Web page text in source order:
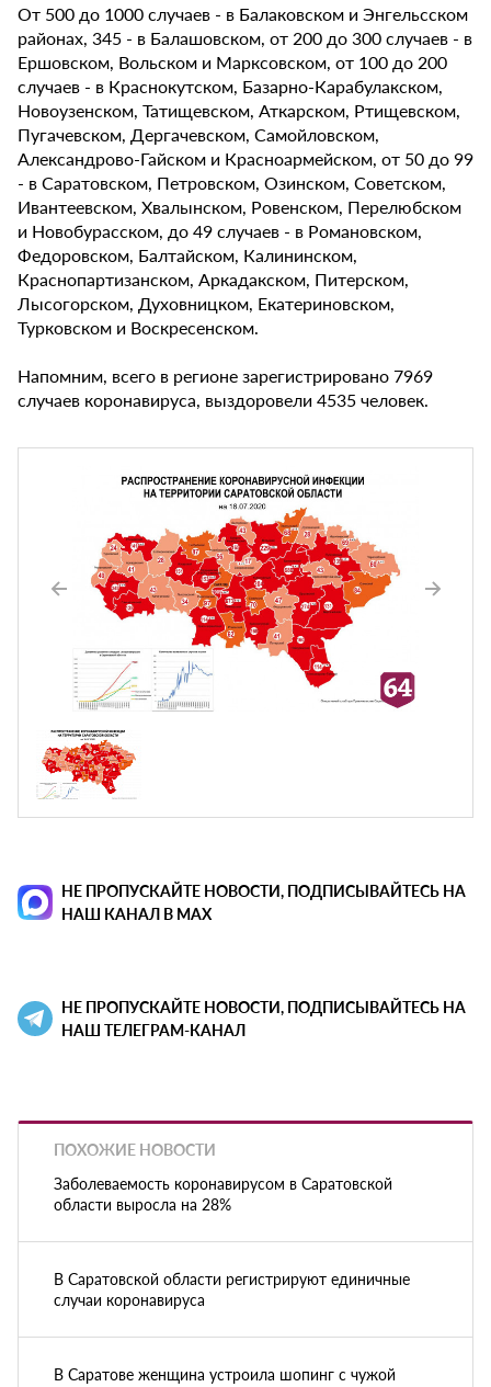
От 500 до 1000 случаев - в Балаковском и Энгельсском
районах, 345 - в Балашовском, от 200 до 300 случаев - в
Ершовском, Вольском и Марксовском, от 100 до 200
случаев - в Краснокутском, Базарно-Карабулакском,
Новоузенском, Татищевском, Аткарском, Ртищевском,
Пугачевском, Дергачевском, Самойловском,
Александрово-Гайском и Красноармейском, от 50 до 99
- в Саратовском, Петровском, Озинском, Советском,
Ивантеевском, Хвалынском, Ровенском, Перелюбском
и Новобурасском, до 49 случаев - в Романовском,
Федоровском, Балтайском, Калининском,
Краснопартизанском, Аркадакском, Питерском,
Лысогорском, Духовницком, Екатериновском,
Турковском и Воскресенском.
Напомним, всего в регионе зарегистрировано 7969
случаев коронавируса, выздоровели 4535 человек.
НЕ ПРОПУСКАЙТЕ НОВОСТИ, ПОДПИСЫВАЙТЕСЬ НА
НАШ КАНАЛ В MAX
НЕ ПРОПУСКАЙТЕ НОВОСТИ, ПОДПИСЫВАЙТЕСЬ НА
НАШ ТЕЛЕГРАМ-КАНАЛ
ПОХОЖИЕ НОВОСТИ
Заболеваемость коронавирусом в Саратовской
области выросла на 28%
В Саратовской области регистрируют единичные
случаи коронавируса
В Саратове женщина устроила шопинг с чужой